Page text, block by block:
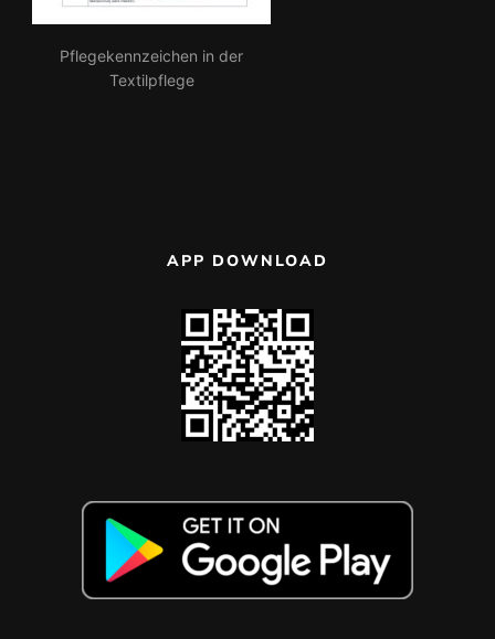
Pflegekennzeichen in der
Textilpflege
APP DOWNLOAD